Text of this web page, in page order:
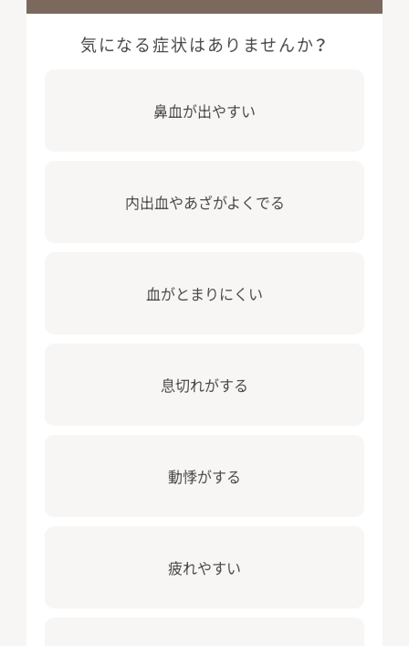
気になる症状はありませんか？
⿐⾎が出やすい
内出⾎やあざがよくでる
⾎がとまりにくい
息切れがする
動悸がする
疲れやすい